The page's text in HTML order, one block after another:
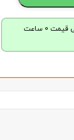
بروزرسانی قیمت 0 ساعت